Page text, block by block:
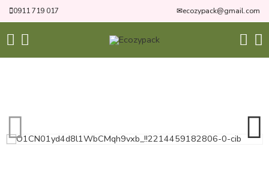
0911 719 017 ✉ecozypack@gmail.com